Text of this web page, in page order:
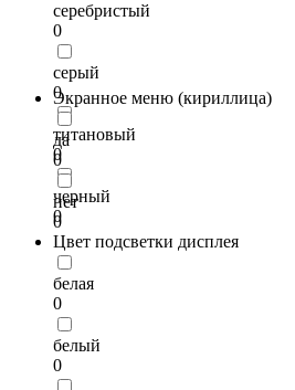
серебристый
0
серый
0
титановый
0
черный
0
Экранное меню (кириллица)
да
0
нет
0
Цвет подсветки дисплея
белая
0
белый
0